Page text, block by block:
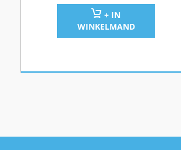
+ IN
WINKELMAND